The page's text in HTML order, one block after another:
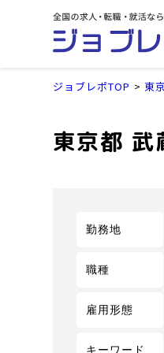
ジョブレポTOP 東
東京都 武
勤務地
職種
雇用形態
キーワード